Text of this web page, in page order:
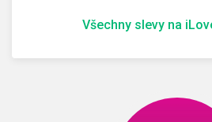
Všechny slevy na